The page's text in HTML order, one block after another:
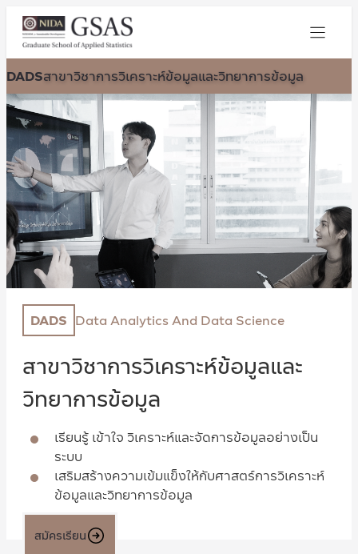
DADSสาขาวิชาการวิเคราะห์ข้อมูลและวิทยาการข้อมูล
DADS Data Analytics And Data Science
สาขาวิชาการวิเคราะห์ข้อมูลและ
วิทยาการข้อมูล
เรียนรู้ เข้าใจ วิเคราะห์และจัดการข้อมูลอย่างเป็น
ระบบ
เสริมสร้างความเข้มแข็งให้กับศาสตร์การวิเคราะห์
ข้อมูลและวิทยาการข้อมูล
สมัครเรียน